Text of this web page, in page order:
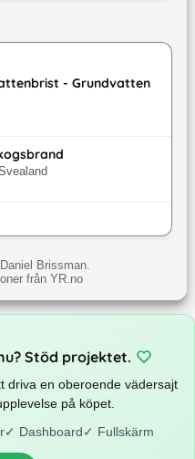
- Grundvatten
Brissman.
från YR.no
Stöd projektet.
driva en oberoende vädersajt
på köpet.
✓ Dashboard✓ Fullskärm